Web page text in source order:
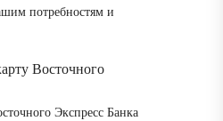
потребностям и
Восточного
Экспресс Банка